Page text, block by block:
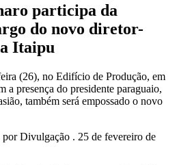
participa da
do novo diretor-
Itaipu
(26), no Edifício de Produção, em
a presença do presidente paraguaio,
também será empossado o novo
Divulgação . 25 de fevereiro de